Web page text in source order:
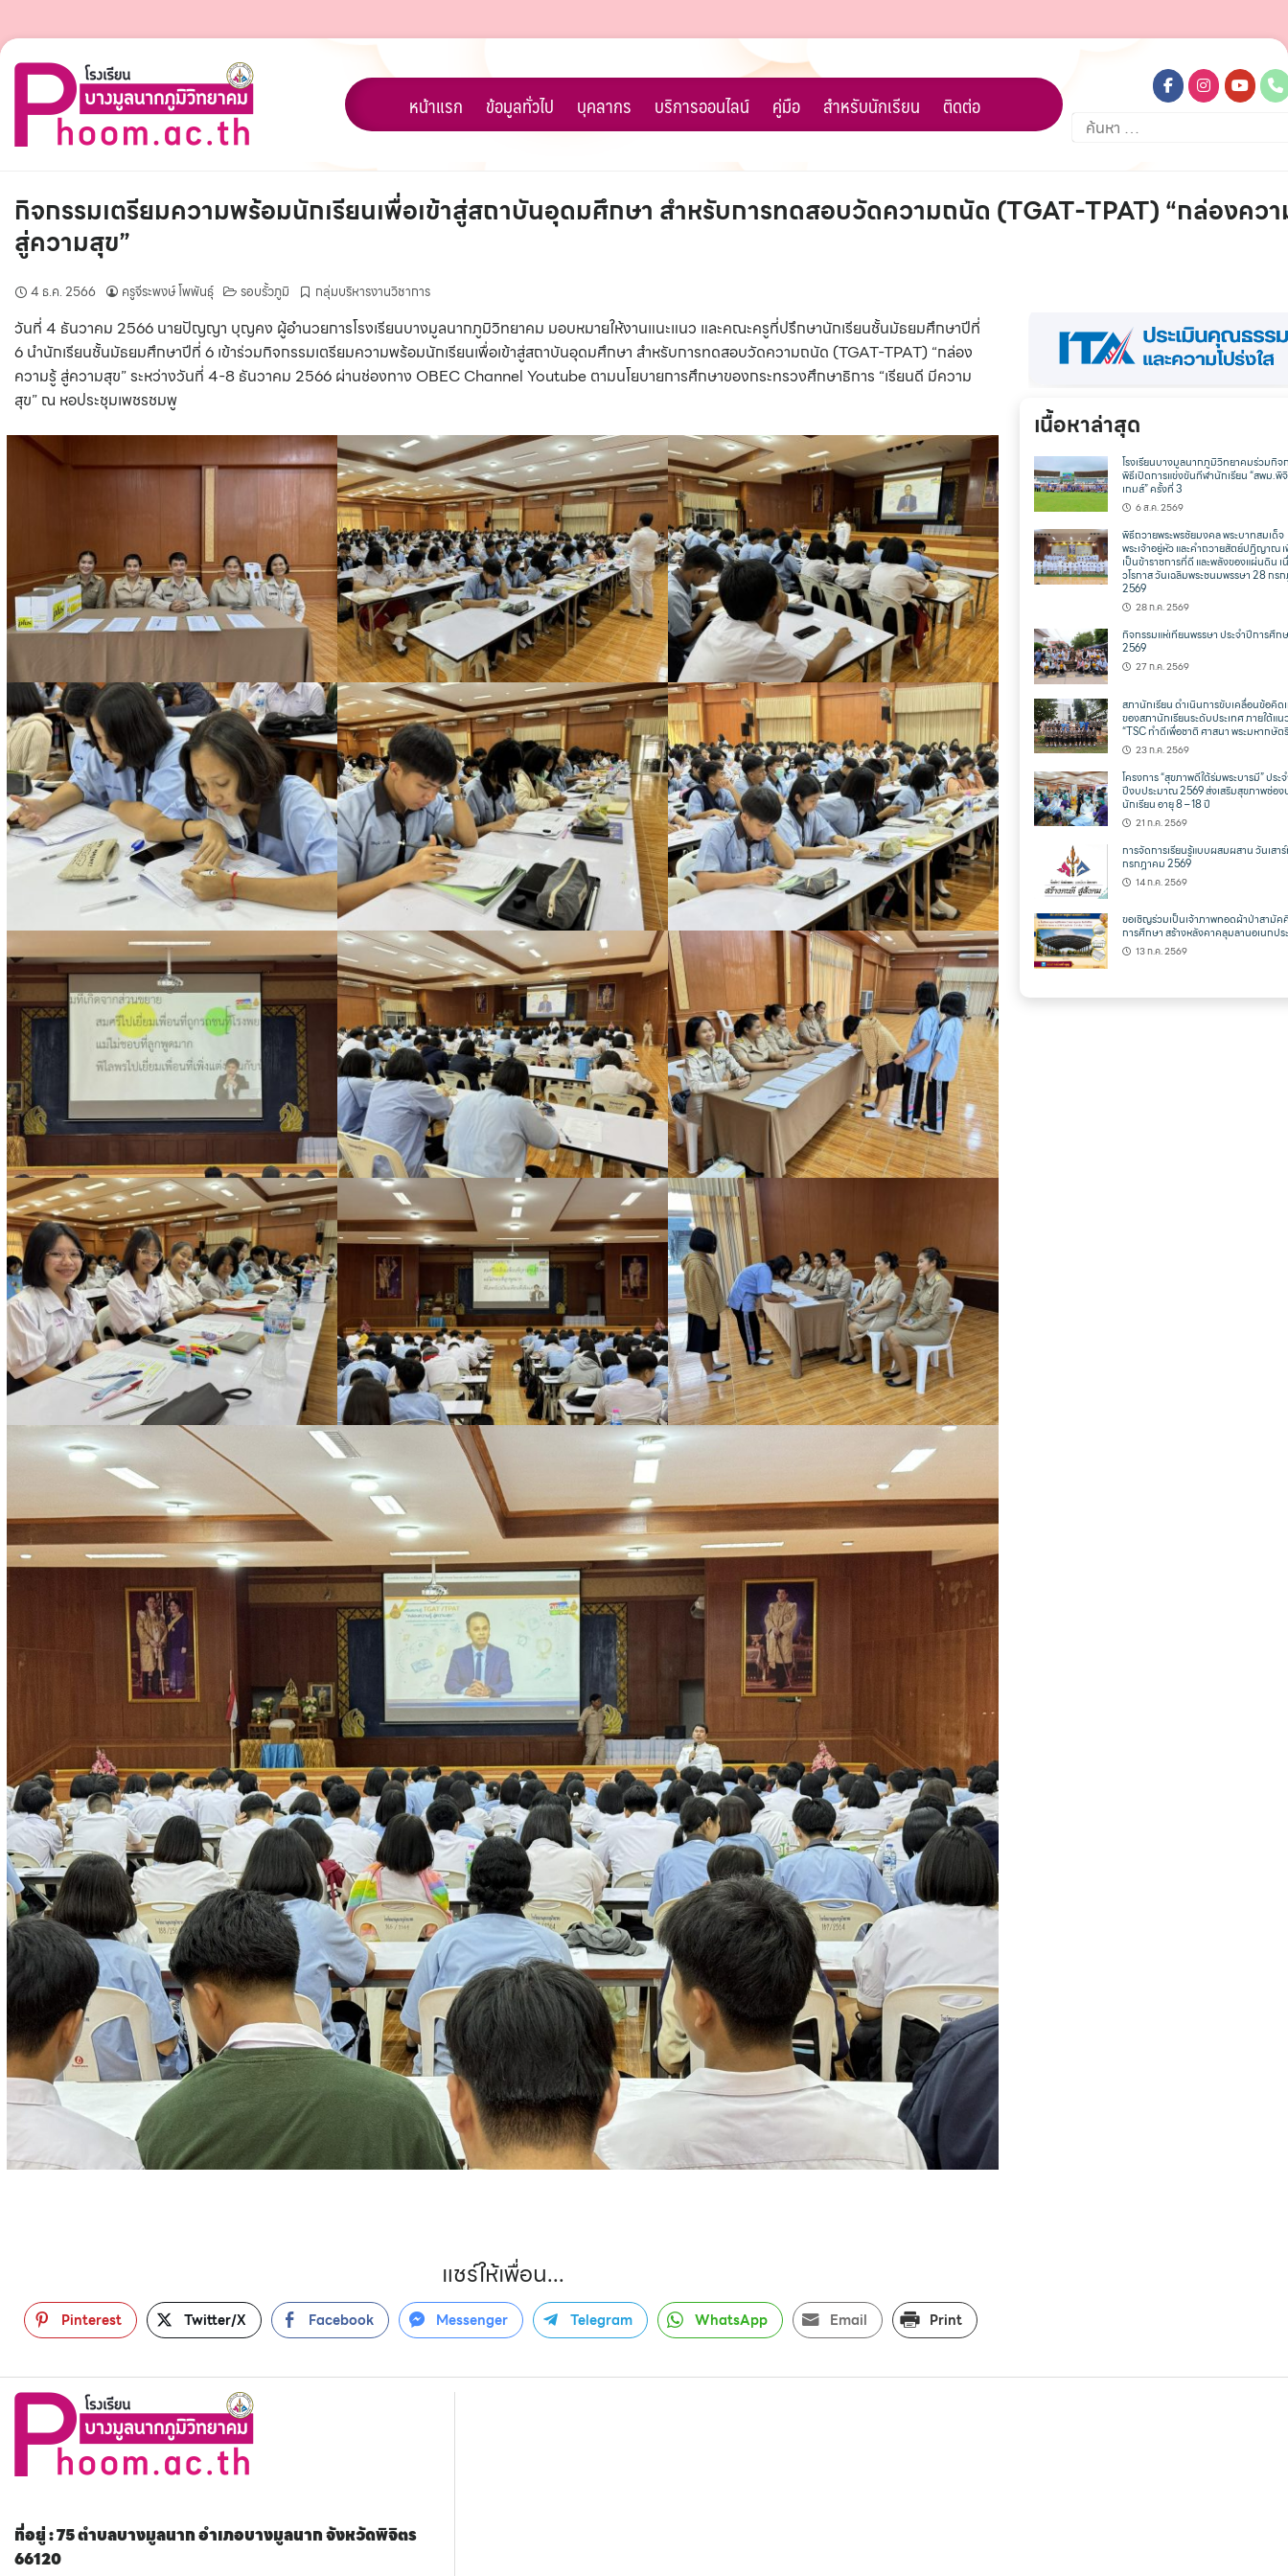
Skip
content
หน้าแรก ข้อมูลทั่วไป บุคลากร บริการออนไลน์ คู่มือ สำหรับนักเรียน ติดต่อ
ค้นหา
สำหรับ:
กิจกรรมเตรียมความพร้อมนักเรียนเพื่อเข้าสู่สถาบันอุดมศึกษา สำหรับการทดสอบวัดความถนัด (TGAT-TPAT) “กล่องคว
สู่ความสุข”
4 ธ.ค. 2566 ครูจีระพงษ์ โพพันธุ์ รอบรั้วภูมิ กลุ่มบริหารงานวิชาการ
วันที่ 4 ธันวาคม 2566 นายปัญญา บุญคง ผู้อำนวยการโรงเรียนบางมูลนากภูมิวิทยาคม มอบหมายให้งานแนะแนว และคณะครูที่ปรึกษานักเรียนชั้นมัธยมศึกษาปีที่
6 นำนักเรียนชั้นมัธยมศึกษาปีที่ 6 เข้าร่วมกิจกรรมเตรียมความพร้อมนักเรียนเพื่อเข้าสู่สถาบันอุดมศึกษา สำหรับการทดสอบวัดความถนัด (TGAT-TPAT) “กล่อง
ความรู้ สู่ความสุข” ระหว่างวันที่ 4-8 ธันวาคม 2566 ผ่านช่องทาง OBEC Channel Youtube ตามนโยบายการศึกษาของกระทรวงศึกษาธิการ “เรียนดี มีความ
สุข” ณ หอประชุมเพชรชมพู
แชร์ให้เพื่อน...
Pinterest Twitter/X Facebook Messenger Telegram WhatsApp Email Print
เนื้อหาล่าสุด
โรงเรียนบางมูลนากภูมิวิทยาคมร่วมกิจ
พิธีเปิดการแข่งขันกีฬานักเรียน “สพม.พิ
เกมส์” ครั้งที่ 3
6 ส.ค. 2569
พิธีถวายพระพรชัยมงคล พระบาทสมเด็จ
พระเจ้าอยู่หัว และคำถวายสัตย์ปฏิญาณ
เป็นข้าราชการที่ดี และพลังของแผ่นดิน เ
วโรกาส วันเฉลิมพระชนมพรรษา 28 กร
2569
28 ก.ค. 2569
กิจกรรมแห่เทียนพรรษา ประจำปีการศึก
2569
27 ก.ค. 2569
สภานักเรียน ดำเนินการขับเคลื่อนข้อคิด
ของสภานักเรียนระดับประเทศ ภายใต้แ
“TSC ทำดีเพื่อชาติ ศาสนา พระมหากษัต
23 ก.ค. 2569
โครงการ “สุขภาพดีใต้ร่มพระบารมี” ประ
ปีงบประมาณ 2569 ส่งเสริมสุขภาพช่อง
นักเรียน อายุ 8 – 18 ปี
21 ก.ค. 2569
การจัดการเรียนรู้แบบผสมผสาน วันเสา
กรกฎาคม 2569
14 ก.ค. 2569
ขอเชิญร่วมเป็นเจ้าภาพทอดผ้าป่าสามัค
การศึกษา สร้างหลังคาคลุมลานอเนกปร
13 ก.ค. 2569
ที่อยู่ : 75 ตำบลบางมูลนาก อำเภอบางมูลนาก จังหวัดพิจิตร
66120